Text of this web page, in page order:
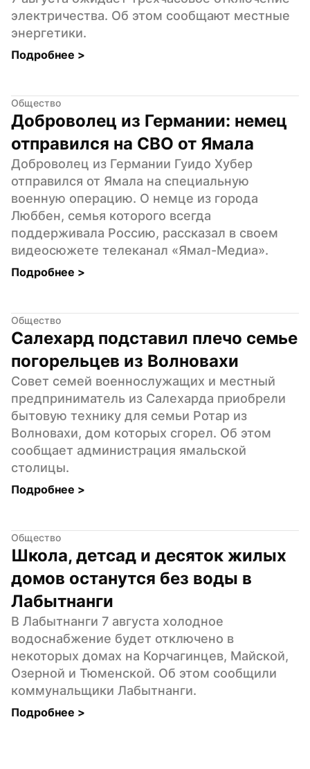
электричества. Об этом сообщают местные
энергетики.
Подробнее >
Общество
Доброволец из Германии: немец
отправился на СВО от Ямала
Доброволец из Германии Гуидо Хубер
отправился от Ямала на специальную
военную операцию. О немце из города
Люббен, семья которого всегда
поддерживала Россию, рассказал в своем
видеосюжете телеканал «Ямал-Медиа».
Подробнее >
Общество
Салехард подставил плечо семье
погорельцев из Волновахи
Совет семей военнослужащих и местный
предприниматель из Салехарда приобрели
бытовую технику для семьи Ротар из
Волновахи, дом которых сгорел. Об этом
сообщает администрация ямальской
столицы.
Подробнее >
Общество
Школа, детсад и десяток жилых
домов останутся без воды в
Лабытнанги
В Лабытнанги 7 августа холодное
водоснабжение будет отключено в
некоторых домах на Корчагинцев, Майской,
Озерной и Тюменской. Об этом сообщили
коммунальщики Лабытнанги.
Подробнее >